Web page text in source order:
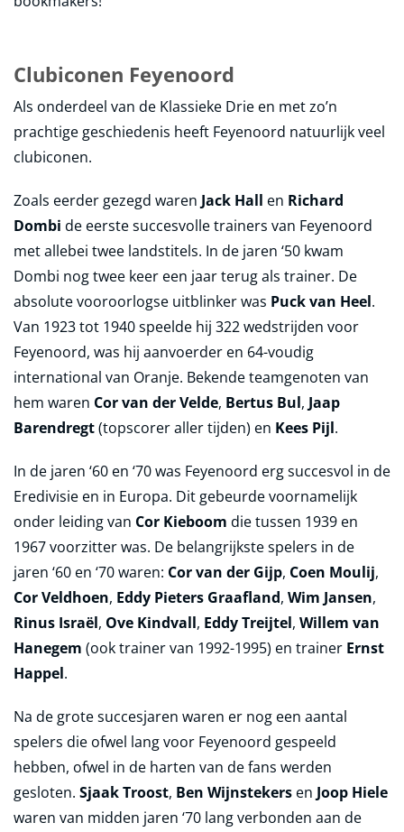
Clubiconen Feyenoord
Als onderdeel van de Klassieke Drie en met zo’n
prachtige geschiedenis heeft Feyenoord natuurlijk veel
clubiconen.
Zoals eerder gezegd waren Jack Hall en Richard
Dombi de eerste succesvolle trainers van Feyenoord
met allebei twee landstitels. In de jaren ‘50 kwam
Dombi nog twee keer een jaar terug als trainer. De
absolute vooroorlogse uitblinker was Puck van Heel.
Van 1923 tot 1940 speelde hij 322 wedstrijden voor
Feyenoord, was hij aanvoerder en 64-voudig
international van Oranje. Bekende teamgenoten van
hem waren Cor van der Velde, Bertus Bul, Jaap
Barendregt(topscorer aller tijden) en Kees Pijl.
In de jaren ‘60 en ‘70 was Feyenoord erg succesvol in de
Eredivisie en in Europa. Dit gebeurde voornamelijk
onder leiding van Cor Kieboom die tussen 1939 en
1967 voorzitter was. De belangrijkste spelers in de
jaren ‘60 en ‘70 waren: Cor van der Gijp, Coen Moulij,
Cor Veldhoen, Eddy Pieters Graafland, Wim Jansen,
Rinus Israël, Ove Kindvall, Eddy Treijtel, Willem van
Hanegem (ook trainer van 1992-1995) en trainer Ernst
Happel.
Na de grote succesjaren waren er nog een aantal
spelers die ofwel lang voor Feyenoord gespeeld
hebben, ofwel in de harten van de fans werden
gesloten. Sjaak Troost, Ben Wijnstekers en Joop Hiele
waren van midden jaren ‘70 lang verbonden aan de